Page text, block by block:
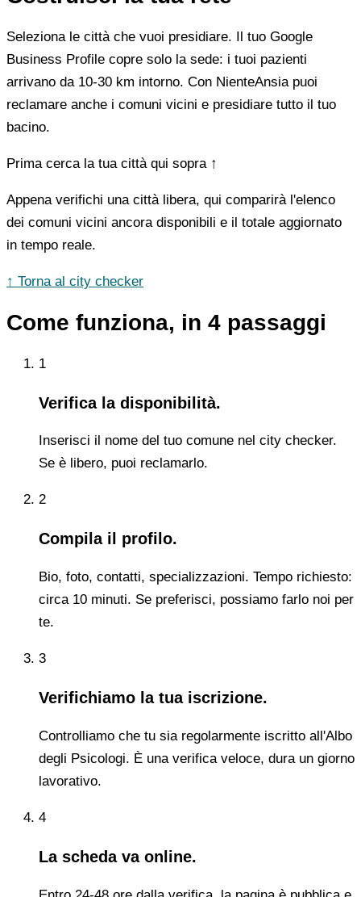
Seleziona le città che vuoi presidiare. Il tuo Google
Business Profile copre solo la sede: i tuoi pazienti
arrivano da 10-30 km intorno. Con NienteAnsia puoi
reclamare anche i comuni vicini e presidiare tutto il tuo
bacino.
Prima cerca la tua città qui sopra ↑
Appena verifichi una città libera, qui comparirà l'elenco
dei comuni vicini ancora disponibili e il totale aggiornato
in tempo reale.
↑ Torna al city checker
Come funziona, in 4 passaggi
1
Verifica la disponibilità.
Inserisci il nome del tuo comune nel city checker.
Se è libero, puoi reclamarlo.
2
Compila il profilo.
Bio, foto, contatti, specializzazioni. Tempo richiesto:
circa 10 minuti. Se preferisci, possiamo farlo noi per
te.
3
Verifichiamo la tua iscrizione.
Controlliamo che tu sia regolarmente iscritto all'Albo
degli Psicologi. È una verifica veloce, dura un giorno
lavorativo.
4
La scheda va online.